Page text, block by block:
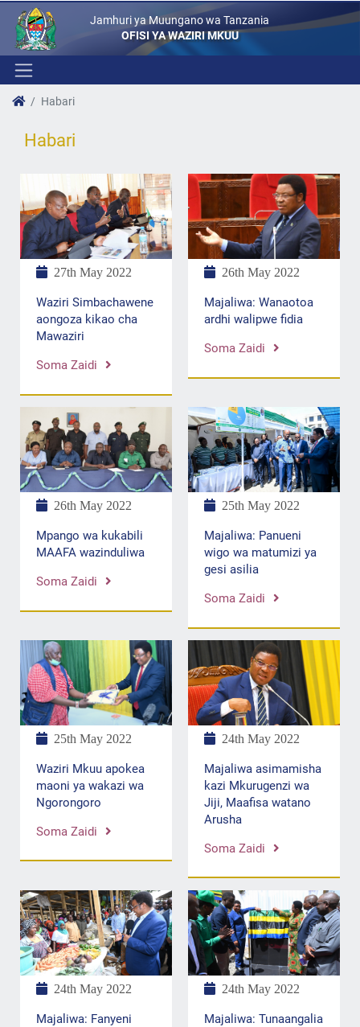
Jamhuri ya Muungano wa Tanzania
OFISI YA WAZIRI MKUU
Habari
Habari
27th May 2022
Waziri Simbachawene
aongoza kikao cha
Mawaziri
Soma Zaidi
26th May 2022
Majaliwa: Wanaotoa
ardhi walipwe fidia
Soma Zaidi
26th May 2022
Mpango wa kukabili
MAAFA wazinduliwa
Soma Zaidi
25th May 2022
Majaliwa: Panueni
wigo wa matumizi ya
gesi asilia
Soma Zaidi
25th May 2022
Waziri Mkuu apokea
maoni ya wakazi wa
Ngorongoro
Soma Zaidi
24th May 2022
Majaliwa asimamisha
kazi Mkurugenzi wa
Jiji, Maafisa watano
Arusha
Soma Zaidi
24th May 2022
Majaliwa: Fanyeni
24th May 2022
Majaliwa: Tunaangalia